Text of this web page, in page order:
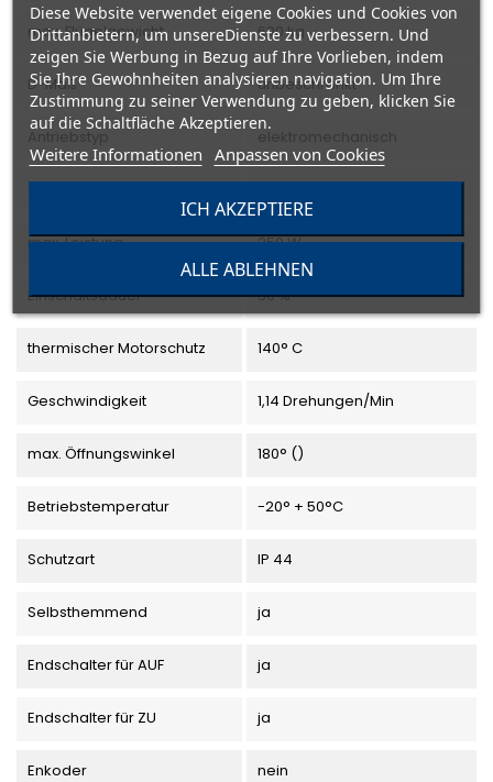
max. Flügelgewicht 600 kg
D-Maß unbeschränkt
Antriebstyp elektromechanisch
max. Leistung 250 W
Einschaltsdauer 30 %
thermischer Motorschutz 140° C
Geschwindigkeit 1,14 Drehungen/Min
max. Öffnungswinkel 180° ()
Betriebstemperatur -20° + 50°C
Schutzart IP 44
Selbsthemmend ja
Endschalter für AUF ja
Endschalter für ZU ja
Enkoder nein
Diese Website verwendet eigene Cookies und Cookies von
Drittanbietern, um unsereDienste zu verbessern. Und
zeigen Sie Werbung in Bezug auf Ihre Vorlieben, indem
Sie Ihre Gewohnheiten analysieren navigation. Um Ihre
Zustimmung zu seiner Verwendung zu geben, klicken Sie
auf die Schaltfläche Akzeptieren.
Weitere Informationen Anpassen von Cookies
ALLE ABLEHNEN
ICH AKZEPTIERE